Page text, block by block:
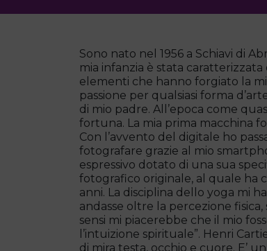
Sono nato nel 1956 a Schiavi di
mia infanzia è stata
elementi che hanno forgiato la
passione per qualsiasi forma
di mio padre. All’epoca come
fortuna. La mia prima macchina
Con l’avvento del digitale ho
fotografare grazie al mio
espressivo dotato di una sua
fotografico originale, al quale ha
anni. La disciplina dello yoga mi
andasse oltre la percezione
sensi mi piacerebbe che il mio
l’intuizione spirituale”. Henri
di mira testa, occhio e cuore. E’